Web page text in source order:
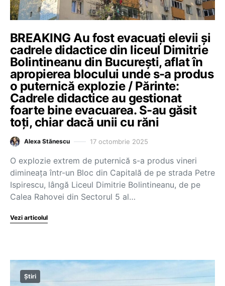
BREAKING Au fost evacuați elevii și
cadrele didactice din liceul Dimitrie
Bolintineanu din București, aflat în
apropierea blocului unde s-a produs
o puternică explozie / Părinte:
Cadrele didactice au gestionat
foarte bine evacuarea. S-au găsit
toți, chiar dacă unii cu răni
Alexa Stănescu 17 octombrie 2025
O explozie extrem de puternică s-a produs vineri
dimineața într-un Bloc din Capitală de pe strada Petre
Ispirescu, lângă Liceul Dimitrie Bolintineanu, de pe
Calea Rahovei din Sectorul 5 al…
Vezi articolul
Știri